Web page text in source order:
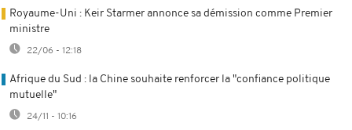
Royaume-Uni : Keir Starmer annonce sa démission comme Premier
ministre
22/06 - 12:18
Afrique du Sud : la Chine souhaite renforcer la "confiance politique
mutuelle"
24/11 - 10:16